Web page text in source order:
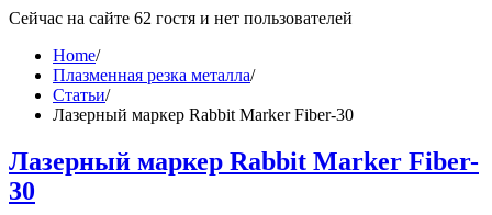
Сейчас на сайте 62 гостя и нет пользователей
Home/
Плазменная резка металла/
Статьи/
Лазерный маркер Rabbit Marker Fiber-30
Лазерный маркер Rabbit Marker Fiber-
30